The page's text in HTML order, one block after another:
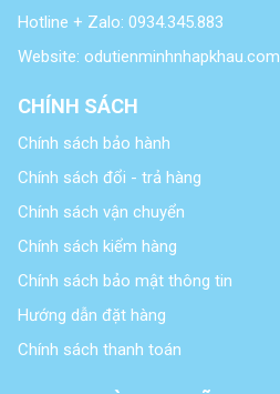
Hotline + Zalo: 0934.345.883
Website: odutienminhnhapkhau.com
CHÍNH SÁCH
Chính sách bảo hành
Chính sách đổi - trả hàng
Chính sách vận chuyển
Chính sách kiểm hàng
Chính sách bảo mật thông tin
Hướng dẫn đặt hàng
Chính sách thanh toán